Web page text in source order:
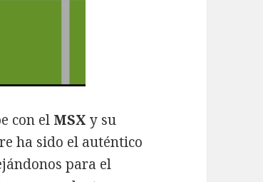
con el MSX y su
ha sido el auténtico
para el